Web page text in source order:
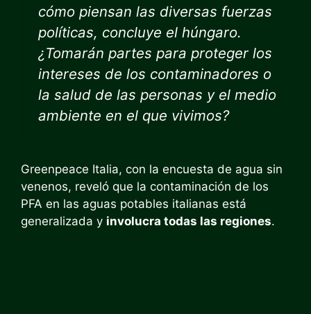
cómo piensan las diversas fuerzas
políticas, concluye el húngaro.
¿Tomarán partes para proteger los
intereses de los contaminadores o
la salud de las personas y el medio
ambiente en el que vivimos?
Greenpeace Italia, con la encuesta de agua sin
venenos, reveló que la contaminación de los
PFA en las aguas potables italianas está
generalizada y involucra todas las regiones.